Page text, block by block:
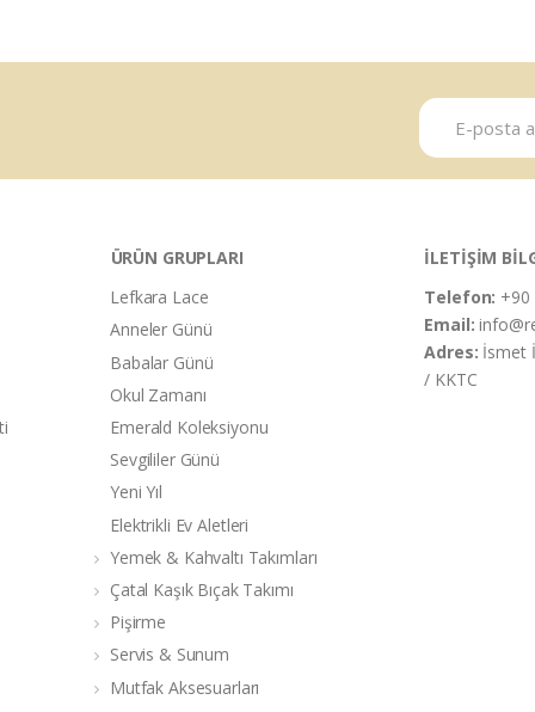
ÜRÜN GRUPLARI
Lefkara Lace
Anneler Günü
Babalar Günü
Okul Zamanı
Emerald Koleksiyonu
Sevgililer Günü
Yeni Yıl
Elektrikli Ev Aletleri
Yemek & Kahvaltı Takımları
Çatal Kaşık Bıçak Takımı
Pişirme
Servis & Sunum
Mutfak Aksesuarları
İLETİŞİM
Telefon: +90
Email:
Adres: İsmet
/ KKTC